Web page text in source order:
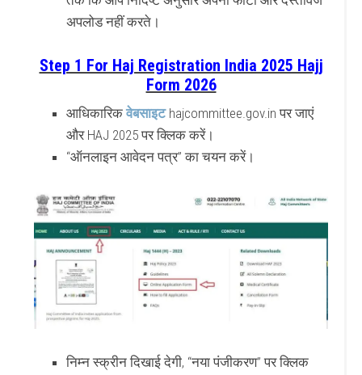
अपलोड नहीं करते।
Step 1 For Haj Registration India 2025 Hajj
Form 2026
आधिकारिकवेबसाइटhajcommittee.gov.in पर जाएं
और HAJ 2025 पर क्लिक करें।
“ऑनलाइन आवेदन पत्र” का चयन करें।
निम्न स्क्रीन दिखाई देगी, “नया पंजीकरण” पर क्लिक